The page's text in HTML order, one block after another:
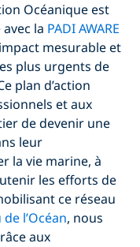
Océanique est
la PADI AWARE
mesurable et
plus urgents de
plan d’action
et aux
de devenir une
leur
la vie marine, à
les efforts de
ce réseau
l’Océan, nous
aux